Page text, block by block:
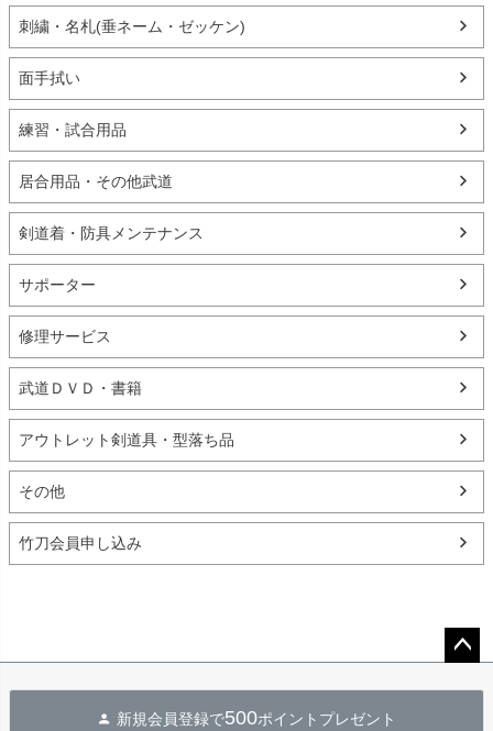
刺繍・名札(垂ネーム・ゼッケン)
面手拭い
練習・試合用品
居合用品・その他武道
剣道着・防具メンテナンス
サポーター
修理サービス
武道ＤＶＤ・書籍
アウトレット剣道具・型落ち品
その他
竹刀会員申し込み
新規会員登録で500ポイントプレゼント